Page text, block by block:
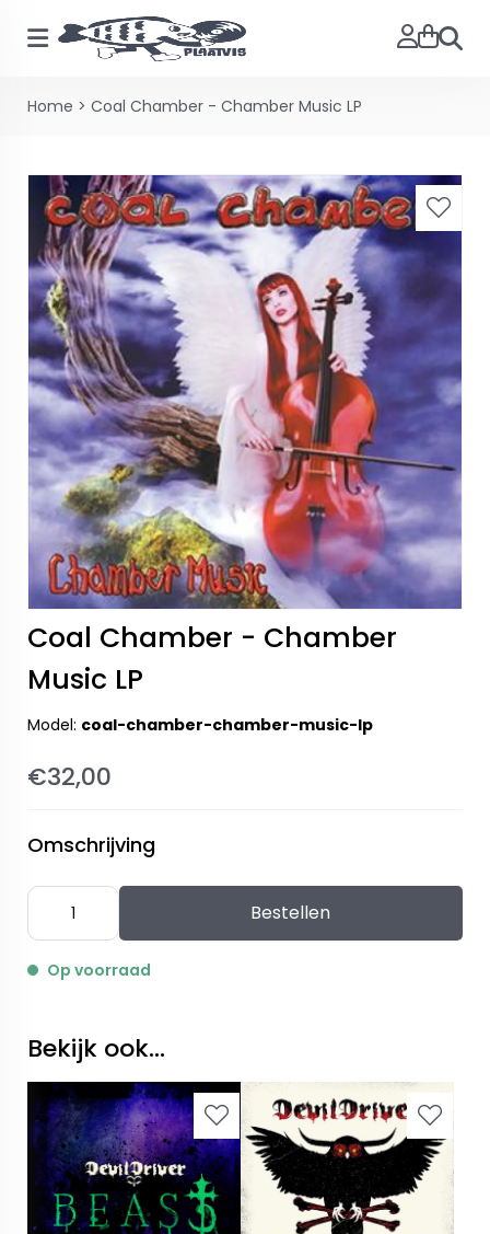
Home > Coal Chamber - Chamber Music LP
Coal Chamber - Chamber
Music LP
Model: coal-chamber-chamber-music-lp
€32,00
Omschrijving
Bestellen
Op voorraad
Bekijk ook...